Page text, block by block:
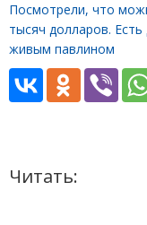
Посмотрели, что
тысяч долларов.
живым павлином
Читать: